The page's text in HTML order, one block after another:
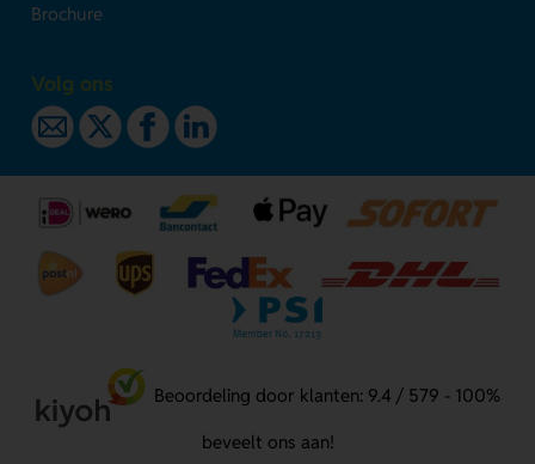
Brochure
Volg ons
Beoordeling door klanten: 9.4 / 579 - 100%
beveelt ons aan!